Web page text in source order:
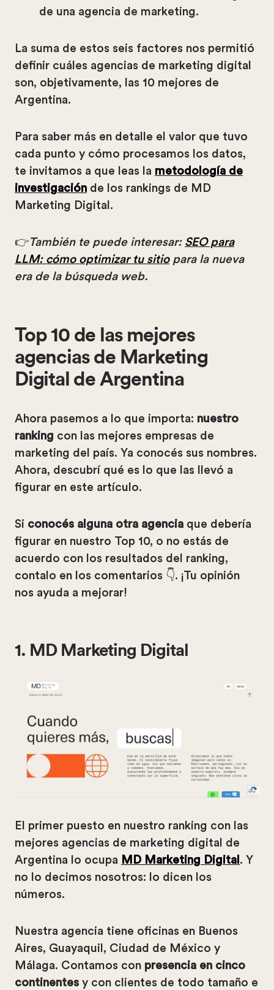
de una agencia de marketing.
La suma de estos seis factores nos permitió
definir cuáles agencias de marketing digital
son, objetivamente, las 10 mejores de
Argentina.
Para saber más en detalle el valor que tuvo
cada punto y cómo procesamos los datos,
te invitamos a que leas la metodología de
investigación de los rankings de MD
Marketing Digital.
👉También te puede interesar: SEO para
LLM: cómo optimizar tu sitiopara la nueva
era de la búsqueda web.
Top 10 de las mejores
agencias de Marketing
Digital de Argentina
Ahora pasemos a lo que importa: nuestro
ranking con las mejores empresas de
marketing del país. Ya conocés sus nombres.
Ahora, descubrí qué es lo que las llevó a
figurar en este artículo.
Si conocés alguna otra agencia que debería
figurar en nuestro Top 10, o no estás de
acuerdo con los resultados del ranking,
contalo en los comentarios 👇. ¡Tu opinión
nos ayuda a mejorar!
1. MD Marketing Digital
El primer puesto en nuestro ranking con las
mejores agencias de marketing digital de
Argentina lo ocupa MD Marketing Digital . Y
no lo decimos nosotros: lo dicen los
números.
Nuestra agencia tiene oficinas en Buenos
Aires, Guayaquil, Ciudad de México y
Málaga. Contamos con presencia en cinco
continentes y con clientes de todo tamaño e